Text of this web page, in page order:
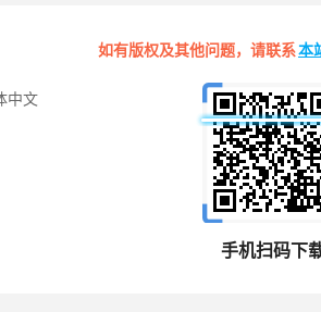
如有版权及其他问题，请联系本
中文
手机扫码下